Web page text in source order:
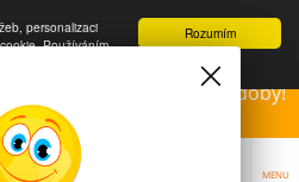
Rozumím
personalizaci
Používáním
dle otvírací prázdninové doby!
krásné léto!!!
MENU